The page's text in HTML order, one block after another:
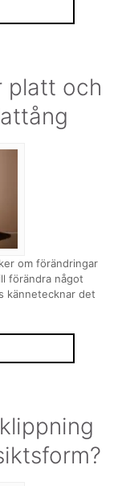
platt och
om förändringar
förändra något
kännetecknar det